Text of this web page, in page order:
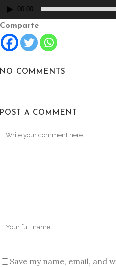
00:00
Comparte
NO COMMENTS
POST A COMMENT
Save my name, email,